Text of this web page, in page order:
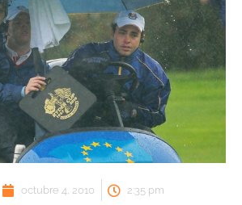
octubre 4, 2010 2:35 pm